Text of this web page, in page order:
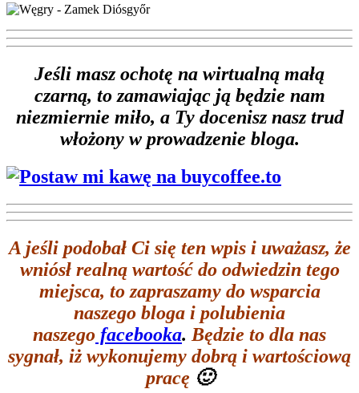
Jeśli masz ochotę na wirtualną małą
czarną, to zamawiając ją będzie nam
niezmiernie miło, a Ty docenisz nasz trud
włożony w prowadzenie bloga.
A jeśli podobał Ci się ten wpis iuważasz, że
wniósł realną wartość do odwiedzin tego
miejsca, to zapraszamy do wsparcia
naszego bloga i polubienia
naszego facebooka. Będzie to dla nas
sygnał, iż wykonujemy dobrą i wartościową
pracę 🙂